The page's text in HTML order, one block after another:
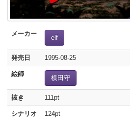
メーカー
elf
発売日 1995-08-25
絵師
横田守
抜き 111pt
シナリオ 124pt